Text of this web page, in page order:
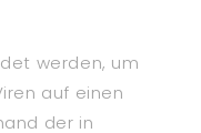
werden, um
auf einen
der in